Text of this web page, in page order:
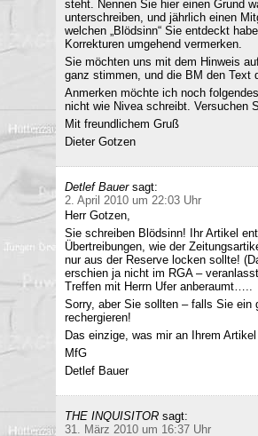
steht. Nennen Sie hier einen Grund
unterschreiben, und jährlich einen
welchen „Blödsinn“ Sie entdeckt
Korrekturen umgehend vermerken.
Sie möchten uns mit dem Hinweis
ganz stimmen, und die BM den Text
Anmerken möchte ich noch
nicht wie Nivea schreibt. Versuchen
Mit freundlichem Gruß
Dieter Gotzen
Detlef Bauer sagt:
2. April 2010 um 22:03 Uhr
Herr Gotzen,
Sie schreiben Blödsinn! Ihr Artikel
Übertreibungen, wie der
nur aus der Reserve locken sollte!
erschien ja nicht im RGA –
Treffen mit Herrn Ufer anberaumt…..
Sorry, aber Sie sollten – falls Sie ein
rechergieren!
Das einzige, was mir an Ihrem
MfG
Detlef Bauer
THE INQUISITOR sagt:
31. März 2010 um 16:37 Uhr